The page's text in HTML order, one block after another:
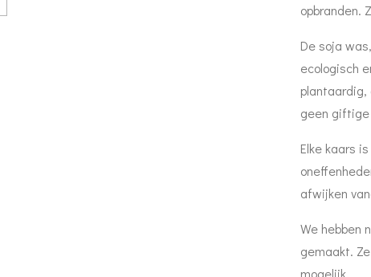
opbranden.
De soja
ecologisch
plantaardig,
geen
Elke kaars
afwijken
We hebben
gemaakt.
mogelijk.